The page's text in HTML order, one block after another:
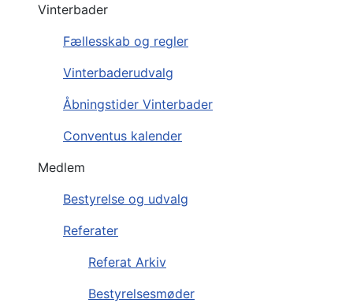
Vinterbader
Fællesskab og regler
Vinterbaderudvalg
Åbningstider Vinterbader
Conventus kalender
Medlem
Bestyrelse og udvalg
Referater
Referat Arkiv
Bestyrelsesmøder